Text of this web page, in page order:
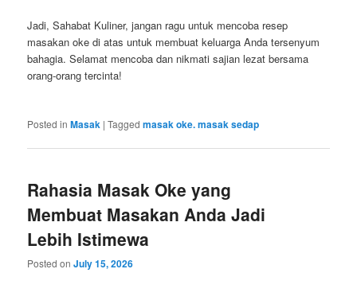
Jadi, Sahabat Kuliner, jangan ragu untuk mencoba resep
masakan oke di atas untuk membuat keluarga Anda tersenyum
bahagia. Selamat mencoba dan nikmati sajian lezat bersama
orang-orang tercinta!
Posted in Masak |Tagged masak oke. masak sedap
Rahasia Masak Oke yang
Membuat Masakan Anda Jadi
Lebih Istimewa
Posted onJuly 15, 2026